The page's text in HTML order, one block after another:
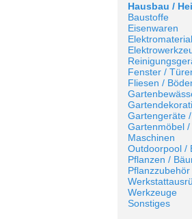
Hausbau /
Baustoffe
Eisenwaren
Elektromaterial
Fenster /
Fliesen /
Gartengeräte
Gartenmöbel
Maschinen
Outdoorpool /
Pflanzen /
Pflanzzubehör
Werkzeuge
Sonstiges